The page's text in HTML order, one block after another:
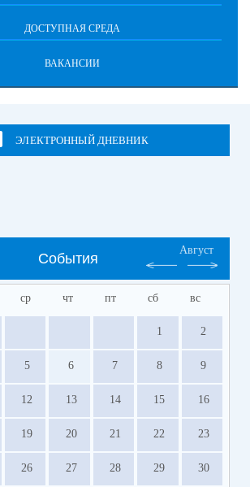
ДОСТУПНАЯ СРЕДА
ВАКАНСИИ
ЭЛЕКТРОННЫЙ ДНЕВНИК
События
Август
ср чт пт сб вс
1 2
5 6 7 8 9
12 13 14 15 16
19 20 21 22 23
26 27 28 29 30